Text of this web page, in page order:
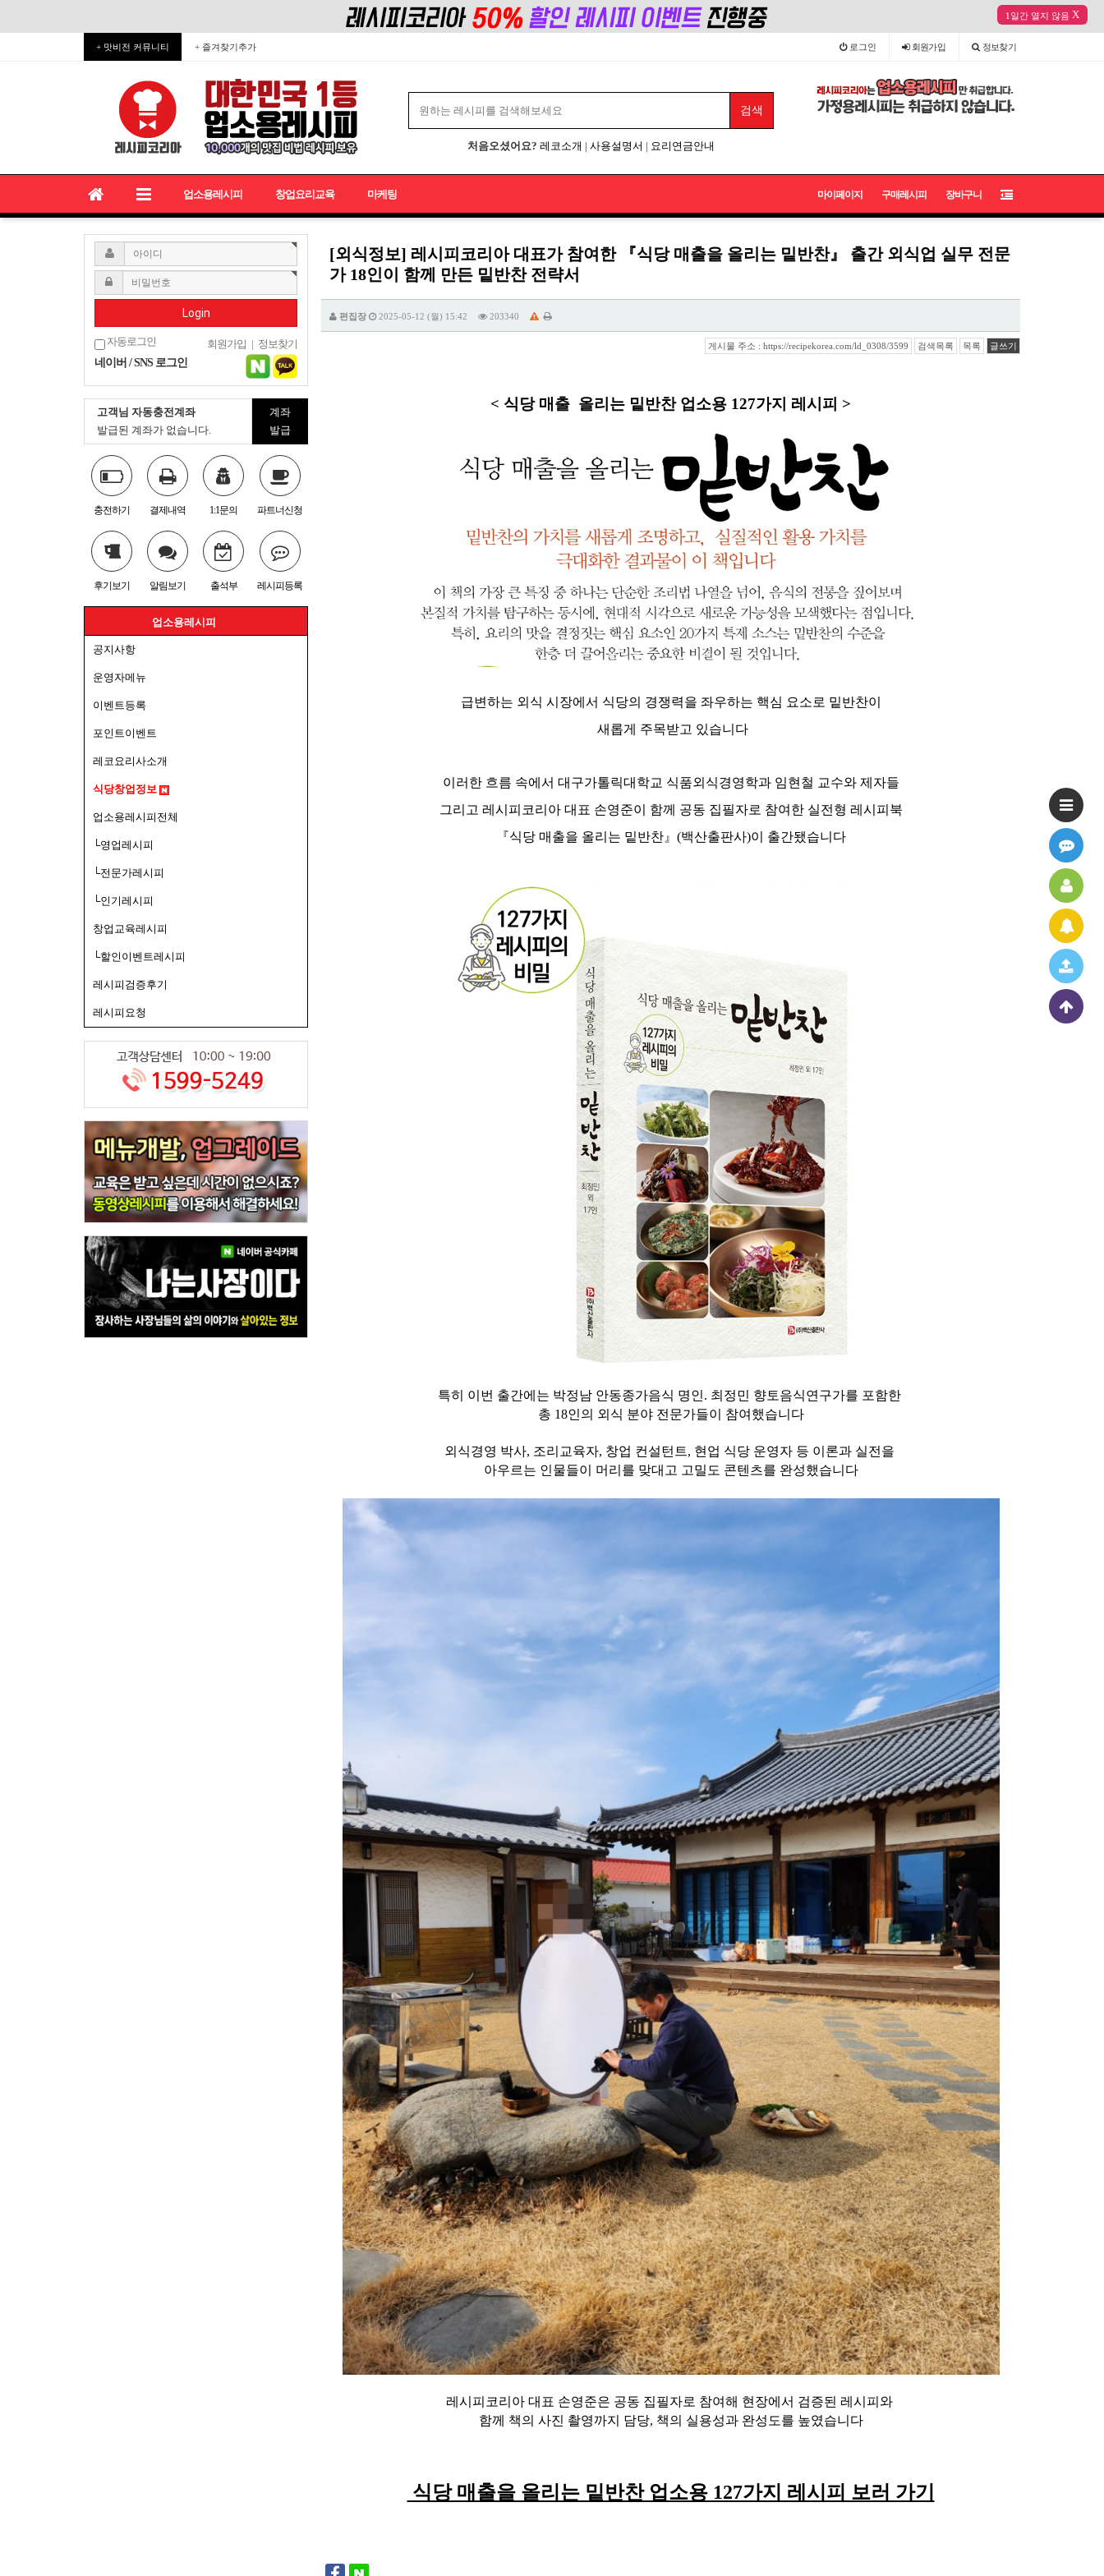
1일간 열지 않음 X
+ 맛비전 커뮤니티 + 즐겨찾기추가 로그인 회원가입 정보찾기
처음오셨어요? 레코소개 | 사용설명서 | 요리연금안내
마이페이지 구매레시피 장바구니
업소용레시피 창업요리교육 마케팅
Login
자동로그인 회원가입 | 정보찾기
네이버 / SNS 로그인
고객님 자동충전계좌
발급된 계좌가 없습니다.
계좌
발급
충전하기 결제내역 1:1문의 파트너신청
후기보기 알림보기 출석부 레시피등록
업소용레시피
공지사항
운영자메뉴
이벤트등록
포인트이벤트
레코요리사소개
식당창업정보
업소용레시피전체
└영업레시피
└전문가레시피
└인기레시피
창업교육레시피
└할인이벤트레시피
레시피검증후기
레시피요청
[외식정보] 레시피코리아 대표가 참여한 『식당 매출을 올리는 밑반찬』 출간 외식업 실무 전문
가 18인이 함께 만든 밑반찬 전략서
편집장 2025-05-12 (월) 15:42 203340
게시물 주소 : https://recipekorea.com/ld_0308/3599 검색목록 목록 글쓰기
< 식당 매출 올리는 밑반찬 업소용 127가지 레시피 >
급변하는 외식 시장에서 식당의 경쟁력을 좌우하는 핵심 요소로 밑반찬이
새롭게 주목받고 있습니다
이러한 흐름 속에서 대구가톨릭대학교 식품외식경영학과 임현철 교수와 제자들
그리고 레시피코리아 대표 손영준이 함께 공동 집필자로 참여한 실전형 레시피북
『식당 매출을 올리는 밑반찬』(백산출판사)이 출간됐습니다
특히 이번 출간에는 박정남 안동종가음식 명인. 최정민 향토음식연구가를 포함한
총 18인의 외식 분야 전문가들이 참여했습니다
​외식경영 박사, 조리교육자, 창업 컨설턴트, 현업 식당 운영자 등 이론과 실전을
아우르는 인물들이 머리를 맞대고 고밀도 콘텐츠를 완성했습니다
레시피코리아 대표 손영준은 공동 집필자로 참여해 현장에서 검증된 레시피와
함께 책의 사진 촬영까지 담당, 책의 실용성과 완성도를 높였습니다
식당 매출을 올리는 밑반찬 업소용 127가지 레시피 보러 가기